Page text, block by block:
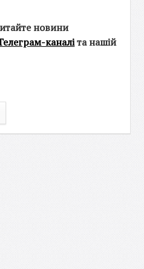
новини
каналіта нашій